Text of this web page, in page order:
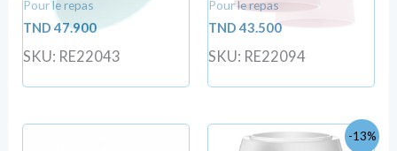
Pour le repas
TND47.900
SKU: RE22043
Pour le repas
TND 43.500
SKU: RE22094
-13%
Le
Le